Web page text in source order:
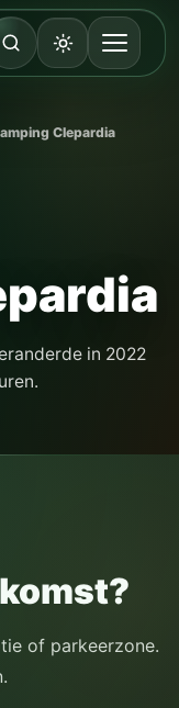
Clepardia
in 2022
of parkeerzone.